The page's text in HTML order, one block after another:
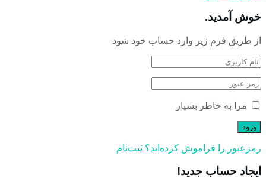
خوش آمدید.
از طریق فرم زیر وارد حساب خود شود
مرا به خاطر بسپار
رمز‌عبور را فراموش کرده‌اید؟ ثبت‌نام
ایجاد حساب جدید!